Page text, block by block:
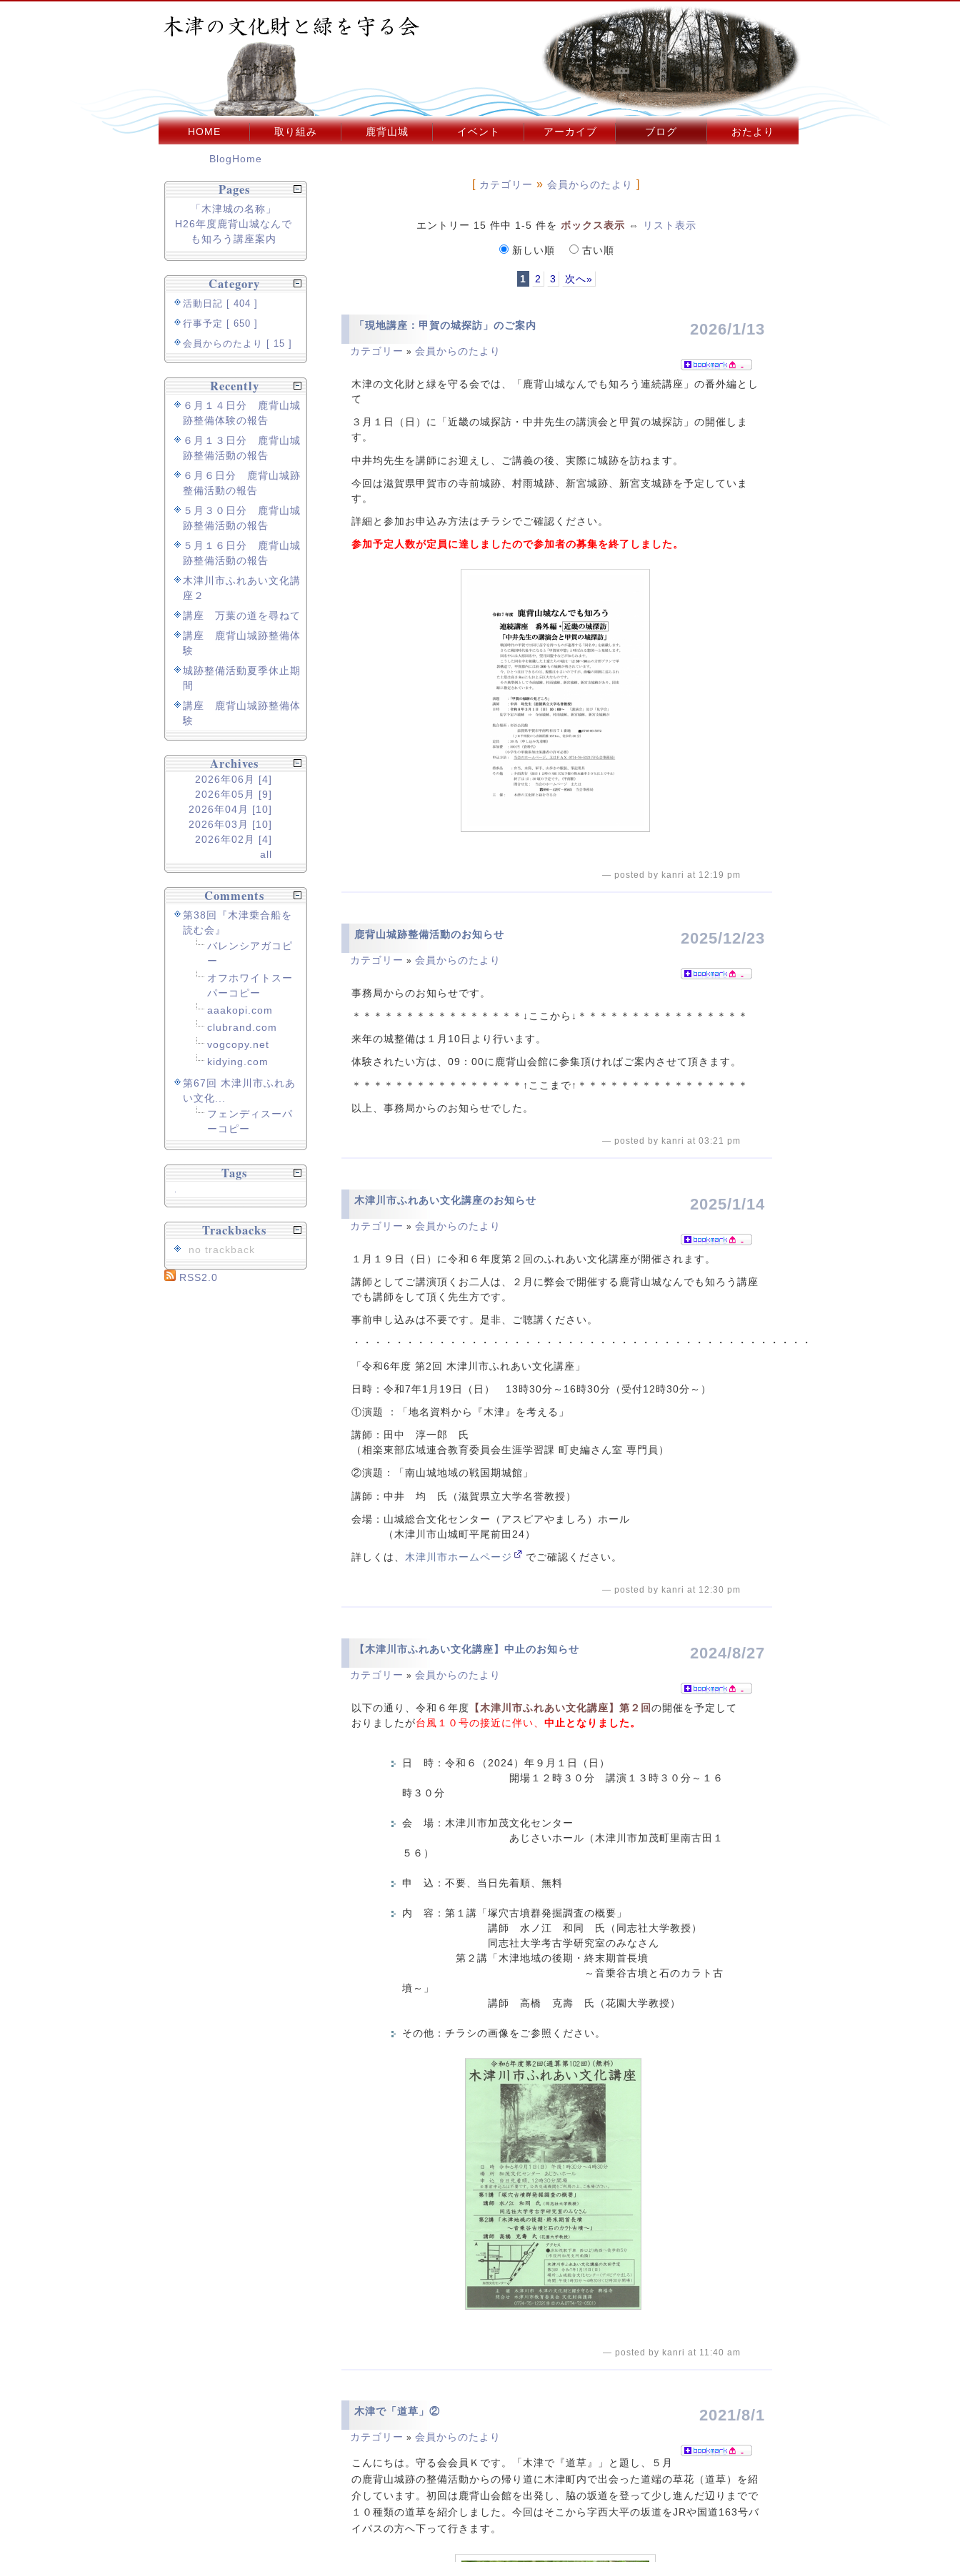
HOME 取り組み 鹿背山城 イベント アーカイブ ブログ おたより
[ カテゴリー »会員からのたより ]
エントリー 15 件中 1-5 件を ボックス表示 ⇔ リスト表示
新しい順 古い順
1 2 3 次へ»
「現地講座：甲賀の城探訪」のご案内 2026/1/13
カテゴリー » 会員からのたより
-
木津の文化財と緑を守る会では、「鹿背山城なんでも知ろう連続講座」の番外編とし
て
３月１日（日）に「近畿の城探訪・中井先生の講演会と甲賀の城探訪」の開催しま
す。
中井均先生を講師にお迎えし、ご講義の後、実際に城跡を訪ねます。
今回は滋賀県甲賀市の寺前城跡、村雨城跡、新宮城跡、新宮支城跡を予定していま
す。
詳細と参加お申込み方法はチラシでご確認ください。
参加予定人数が定員に達しましたので参加者の募集を終了しました。
— posted by kanri at 12:19 pm
鹿背山城跡整備活動のお知らせ 2025/12/23
カテゴリー » 会員からのたより
-
事務局からのお知らせです。
＊＊＊＊＊＊＊＊＊＊＊＊＊＊＊＊↓ここから↓＊＊＊＊＊＊＊＊＊＊＊＊＊＊＊＊
来年の城整備は１月10日より行います。
体験されたい方は、09：00に鹿背山会館に参集頂ければご案内させて頂きます。
＊＊＊＊＊＊＊＊＊＊＊＊＊＊＊＊↑ここまで↑＊＊＊＊＊＊＊＊＊＊＊＊＊＊＊＊
以上、事務局からのお知らせでした。
— posted by kanri at 03:21 pm
木津川市ふれあい文化講座のお知らせ 2025/1/14
カテゴリー » 会員からのたより
-
１月１９日（日）に令和６年度第２回のふれあい文化講座が開催されます。
講師としてご講演頂くお二人は、２月に弊会で開催する鹿背山城なんでも知ろう講座
でも講師をして頂く先生方です。
事前申し込みは不要です。是非、ご聴講ください。
・・・・・・・・・・・・・・・・・・・・・・・・・・・・・・・・・・・・・・・・・・・
「令和6年度 第2回 木津川市ふれあい文化講座」
日時：令和7年1月19日（日） 13時30分～16時30分（受付12時30分～）
①演題 ：「地名資料から『木津』を考える」
講師：田中 淳一郎 氏
（相楽東部広域連合教育委員会生涯学習課 町史編さん室 専門員）
②演題：「南山城地域の戦国期城館」
講師：中井 均 氏（滋賀県立大学名誉教授）
会場：山城総合文化センター（アスピアやましろ）ホール
（木津川市山城町平尾前田24）
詳しくは、 木津川市ホームページ でご確認ください。
— posted by kanri at 12:30 pm
【木津川市ふれあい文化講座】中止のお知らせ 2024/8/27
カテゴリー » 会員からのたより
-
以下の通り、令和６年度 【木津川市ふれあい文化講座】第２回の開催を予定して
おりましたが台風１０号の接近に伴い、 中止となりました。
日 時：令和６（2024）年９月１日（日）
開場１２時３０分 講演１３時３０分～１６
時３０分
会 場：木津川市加茂文化センター
あじさいホール（木津川市加茂町里南古田１
５６）
申 込：不要、当日先着順、無料
内 容：第１講「塚穴古墳群発掘調査の概要」
講師 水ノ江 和同 氏（同志社大学教授）
同志社大学考古学研究室のみなさん
第２講「木津地域の後期・終末期首長墳
～音乗谷古墳と石のカラト古
墳～」
講師 高橋 克壽 氏（花園大学教授）
その他：チラシの画像をご参照ください。
— posted by kanri at 11:40 am
木津で「道草」② 2021/8/1
カテゴリー » 会員からのたより
-
こんにちは。守る会会員Ｋです。「木津で『道草』」と題し、５月
の鹿背山城跡の整備活動からの帰り道に木津町内で出会った道端の草花（道草）を紹
介しています。初回は鹿背山会館を出発し、脇の坂道を登って少し進んだ辺りまでで
１０種類の道草を紹介しました。今回はそこから字西大平の坂道をJRや国道163号バ
イパスの方へ下って行きます。
BlogHome
Pages
「木津城の名称」
H26年度鹿背山城なんで
も知ろう講座案内
Category
活動日記 [ 404 ]
行事予定 [ 650 ]
会員からのたより [ 15 ]
Recently
６月１４日分 鹿背山城
跡整備体験の報告
６月１３日分 鹿背山城
跡整備活動の報告
６月６日分 鹿背山城跡
整備活動の報告
５月３０日分 鹿背山城
跡整備活動の報告
５月１６日分 鹿背山城
跡整備活動の報告
木津川市ふれあい文化講
座２
講座 万葉の道を尋ねて
講座 鹿背山城跡整備体
験
城跡整備活動夏季休止期
間
講座 鹿背山城跡整備体
験
Archives
2026年06月 [4]
2026年05月 [9]
2026年04月 [10]
2026年03月 [10]
2026年02月 [4]
all
Comments
第38回『木津乗合船を
読む会』
バレンシアガコピ
ー
オフホワイトスー
パーコピー
aaakopi.com
clubrand.com
vogcopy.net
kidying.com
第67回 木津川市ふれあ
い文化...
フェンディスーパ
ーコピー
Tags
Trackbacks
no trackback
RSS2.0